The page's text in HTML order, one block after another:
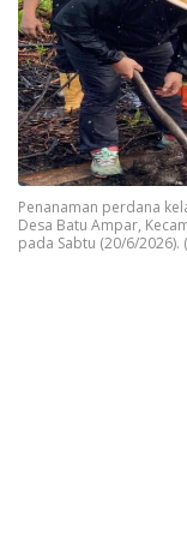
Penanaman perdana
Desa Batu Ampar,
pada Sabtu (20/6/2026).